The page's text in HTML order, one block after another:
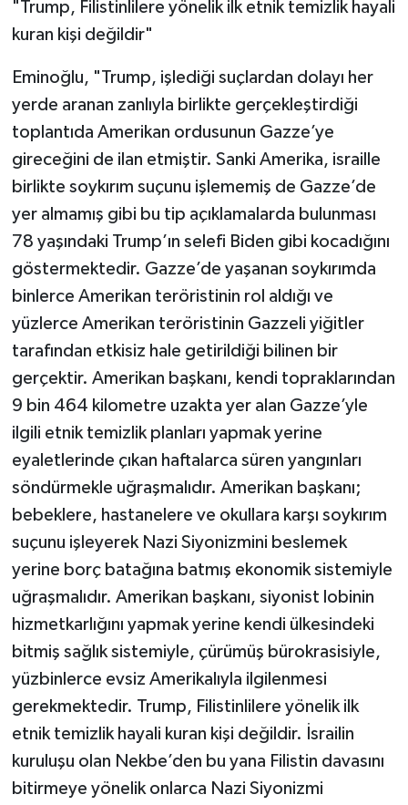
"Trump, Filistinlilere yönelik ilk etnik temizlik hayali
kuran kişi değildir"
Eminoğlu, "Trump, işlediği suçlardan dolayı her
yerde aranan zanlıyla birlikte gerçekleştirdiği
toplantıda Amerikan ordusunun Gazze’ye
gireceğini de ilan etmiştir. Sanki Amerika, israille
birlikte soykırım suçunu işlememiş de Gazze’de
yer almamış gibi bu tip açıklamalarda bulunması
78 yaşındaki Trump’ın selefi Biden gibi kocadığını
göstermektedir. Gazze’de yaşanan soykırımda
binlerce Amerikan teröristinin rol aldığı ve
yüzlerce Amerikan teröristinin Gazzeli yiğitler
tarafından etkisiz hale getirildiği bilinen bir
gerçektir. Amerikan başkanı, kendi topraklarından
9 bin 464 kilometre uzakta yer alan Gazze’yle
ilgili etnik temizlik planları yapmak yerine
eyaletlerinde çıkan haftalarca süren yangınları
söndürmekle uğraşmalıdır. Amerikan başkanı;
bebeklere, hastanelere ve okullara karşı soykırım
suçunu işleyerek Nazi Siyonizmini beslemek
yerine borç batağına batmış ekonomik sistemiyle
uğraşmalıdır. Amerikan başkanı, siyonist lobinin
hizmetkarlığını yapmak yerine kendi ülkesindeki
bitmiş sağlık sistemiyle, çürümüş bürokrasisiyle,
yüzbinlerce evsiz Amerikalıyla ilgilenmesi
gerekmektedir. Trump, Filistinlilere yönelik ilk
etnik temizlik hayali kuran kişi değildir. İsrailin
kuruluşu olan Nekbe’den bu yana Filistin davasını
bitirmeye yönelik onlarca Nazi Siyonizmi